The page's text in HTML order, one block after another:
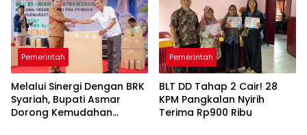
Pemerintah
Melalui Sinergi Dengan BRK
Syariah, Bupati Asmar
Dorong Kemudahan
Pemerintah
BLT DD Tahap 2 Cair! 28
KPM Pangkalan Nyirih
Terima Rp900 Ribu